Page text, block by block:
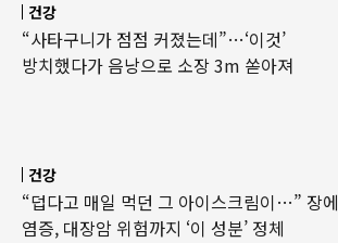
건강
“사타구니가 점점 커졌는데”…‘이것’
방치했다가 음낭으로 소장 3m 쏟아져
건강
“덥다고 매일 먹던 그 아이스크림이…” 장에
염증, 대장암 위험까지 ‘이 성분’ 정체